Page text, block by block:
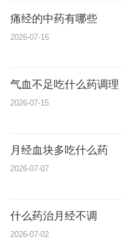
痛经的中药有哪些
2026-07-16
气血不足吃什么药调理
2026-07-15
月经血块多吃什么药
2026-07-07
什么药治月经不调
2026-07-02